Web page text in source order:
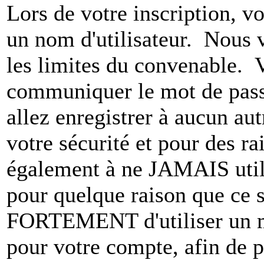
Lors de votre inscription,
un nom d'utilisateur. Nous
les limites du convenable.
communiquer le mot de
allez enregistrer à aucun
votre sécurité et pour des
également à ne JAMAIS
pour quelque raison que
FORTEMENT d'utiliser un
pour votre compte, afin de